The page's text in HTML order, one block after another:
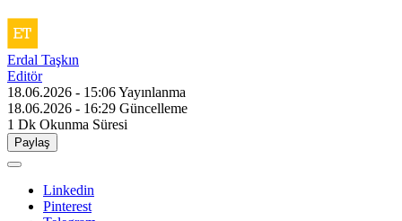
Erdal Taşkın
Editör
18.06.2026 - 15:06Yayınlanma
18.06.2026 - 16:29 Güncelleme
1 Dk Okunma Süresi
Paylaş
Linkedin
Pinterest